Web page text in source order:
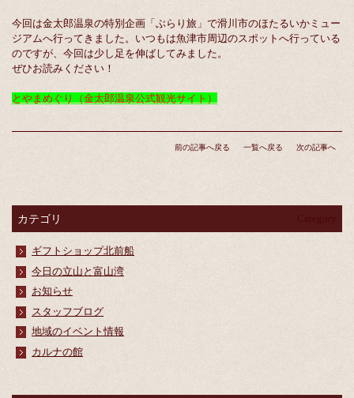
今回は金太郎温泉の特別企画「ぶらり旅」で滑川市のほたるいかミュー
ジアムへ行ってきました。いつもは魚津市周辺のスポットへ行っている
のですが、今回は少し足を伸ばしてみました。
ぜひお読みください！
とやまめぐり（金太郎温泉公式観光サイト）
前の記事へ戻る 一覧へ戻る 次の記事へ
カテゴリ
ギフトショップ北前船
今日の立山と富山湾
お知らせ
スタッフブログ
地域のイベント情報
カルナの館